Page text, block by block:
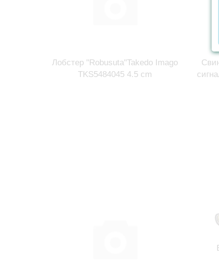
Лобстер "Robusuta"Takedo Imago
TKS5484045 4.5 cm